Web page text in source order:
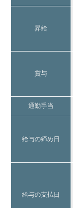
昇給
賞与
通勤手当
給与の締め日
給与の支払日